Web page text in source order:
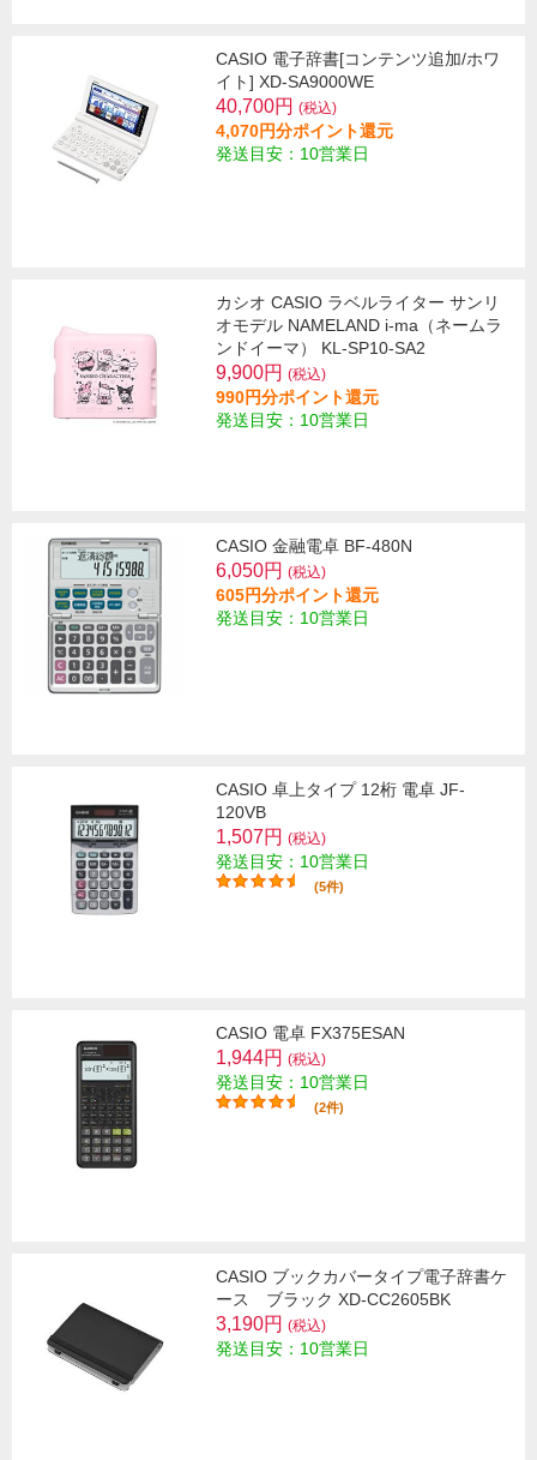
CASIO 電子辞書[コンテンツ追加/ホワ
イト] XD-SA9000WE
40,700円 (税込)
4,070円分ポイント還元
発送目安：10営業日
カシオ CASIO ラベルライター サンリ
オモデル NAMELAND i-ma（ネームラ
ンドイーマ） KL-SP10-SA2
9,900円 (税込)
990円分ポイント還元
発送目安：10営業日
CASIO 金融電卓 BF-480N
6,050円 (税込)
605円分ポイント還元
発送目安：10営業日
CASIO 卓上タイプ 12桁 電卓 JF-
120VB
1,507円 (税込)
発送目安：10営業日
(5件)
CASIO 電卓 FX375ESAN
1,944円 (税込)
発送目安：10営業日
(2件)
CASIO ブックカバータイプ電子辞書ケ
ース ブラック XD-CC2605BK
3,190円 (税込)
発送目安：10営業日